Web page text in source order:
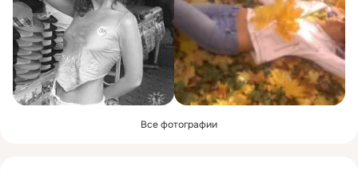
Все фотографии